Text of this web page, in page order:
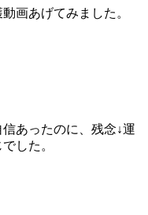
画あげてみました。
あったのに、残念↓運
した。